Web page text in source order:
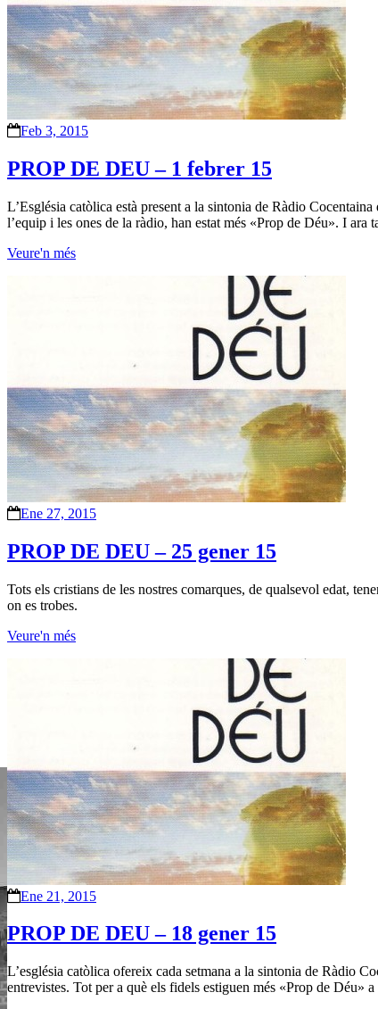
Feb 3, 2015
PROP DE DEU – 1 febrer 15
L’Església catòlica està present a la sintonia de Ràdio
l’equip i les ones de la ràdio, han estat més «Prop de Déu». I
Veure'n més
Ene 27, 2015
PROP DE DEU – 25 gener 15
Tots els cristians de les nostres comarques, de qualsevol edat,
on es trobes.
Veure'n més
Ene 21, 2015
PROP DE DEU – 18 gener 15
L’església catòlica ofereix cada setmana a la sintonia de Ràdio
entrevistes. Tot per a què els fidels estiguen més «Prop de Déu»